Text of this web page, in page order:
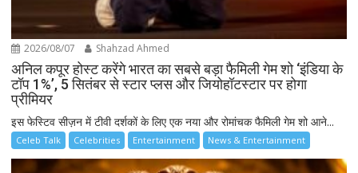
2026/08/07 Shahzad Ahmed
अनिल कपूर होस्ट करेंगे भारत का सबसे बड़ा फैमिली गेम शो ‘इंडिया के
टॉप 1%’, 5 सितंबर से स्टार प्लस और जियोहॉटस्टार पर होगा
प्रीमियर
इस फेस्टिव सीज़न में टीवी दर्शकों के लिए एक नया और रोमांचक फैमिली गेम शो आने...
Celeb Talk Celebrities Entertainment News & Entertainment